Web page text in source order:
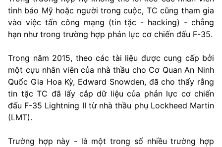
tình báo Mỹ hoặc người trong cuộc, TC cũng tham gia
vào việc tấn công mạng (tin tặc - hacking) - chẳng
hạn như trong trường hợp phản lực cơ chiến đấu F-35.
Trong năm 2015, theo các tài liệu được cung cấp bởi
một cựu nhân viên của nhà thầu cho Cơ Quan An Ninh
Quốc Gia Hoa Kỳ, Edward Snowden, đã cho thấy rằng
tin tặc TC đã lấy cắp dữ liệu của phản lực cơ chiến
đấu F-35 Lightning II từ nhà thầu phụ Lockheed Martin
(LMT).
Trường hợp này - là một trong số nhiều trường hợp